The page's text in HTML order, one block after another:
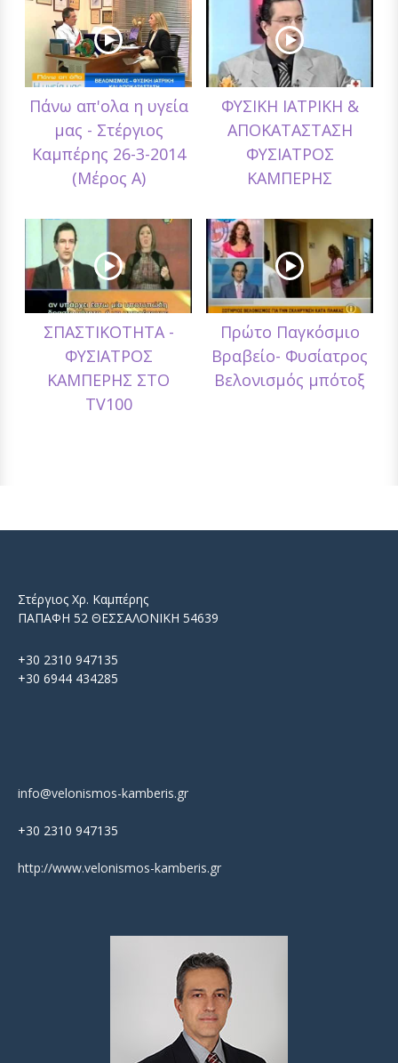
Πάνω απ'ολα η υγεία
μας - Στέργιος
Καμπέρης 26-3-2014
(Μέρος Α)
ΦΥΣΙΚΗ ΙΑΤΡΙΚΗ &
ΑΠΟΚΑΤΑΣΤΑΣΗ
ΦΥΣΙΑΤΡΟΣ
ΚΑΜΠΕΡΗΣ
ΣΠΑΣΤΙΚΟΤΗΤΑ -
ΦΥΣΙΑΤΡΟΣ
ΚΑΜΠΕΡΗΣ ΣΤΟ
TV100
Πρώτο Παγκόσμιο
Βραβείο- Φυσίατρος
Βελονισμός μπότοξ
Στέργιος Χρ. Καμπέρης
ΠΑΠΑΦΗ 52 ΘΕΣΣΑΛΟΝΙΚΗ 54639
+30 2310 947135
+30 6944 434285
info@velonismos-kamberis.gr
+30 2310 947135
http://www.velonismos-kamberis.gr